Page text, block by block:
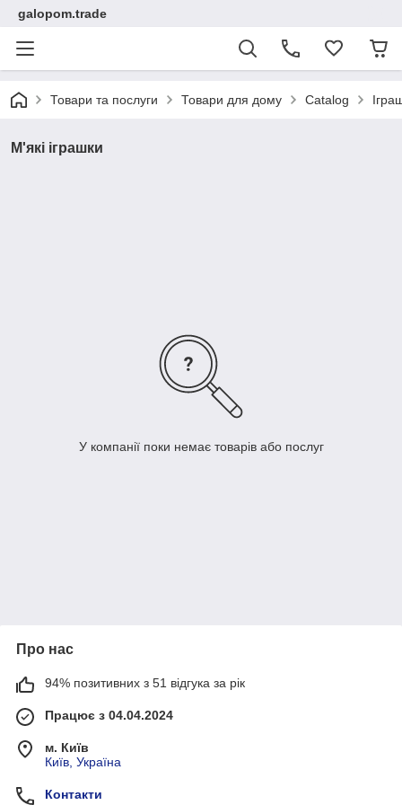
galopom.trade
Товари та послуги Товари для дому Catalog
М'які іграшки
У компанії поки немає товарів або послуг
Про нас
94% позитивних з 51 відгука за рік
Працює з 04.04.2024
м. Київ
Київ, Україна
Контакти